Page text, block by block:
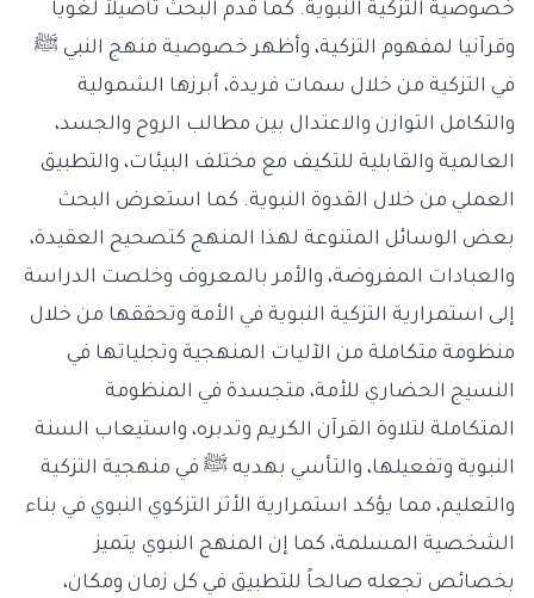
خصوصية التزكية النبوية. كما قدم البحث تأصيلاً لغوياً
وقرآنيا لمفهوم التزكية، وأظهر خصوصية منهج النبي ﷺ
في التزكية من خلال سمات فريدة، أبرزها الشمولية
والتكامل التوازن والاعتدال بين مطالب الروح والجسد،
العالمية والقابلية للتكيف مع مختلف البيئات، والتطبيق
العملي من خلال القدوة النبوية. كما استعرض البحث
بعض الوسائل المتنوعة لهذا المنهج كتصحيح العقيدة،
والعبادات المفروضة، والأمر بالمعروف وخلصت الدراسة
إلى استمرارية التزكية النبوية في الأمة وتحققها من خلال
منظومة متكاملة من الآليات المنهجية وتجلياتها في
النسيج الحضاري للأمة، متجسدة في المنظومة
المتكاملة لتلاوة القرآن الكريم وتدبره، واستيعاب السنة
النبوية وتفعيلها، والتأسي بهديه ﷺ في منهجية التزكية
والتعليم، مما يؤكد استمرارية الأثر التزكوي النبوي في بناء
الشخصية المسلمة، كما إن المنهج النبوي يتميز
بخصائص تجعله صالحاً للتطبيق في كل زمان ومكان،